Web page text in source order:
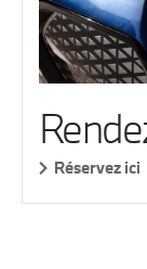
Réservez ici